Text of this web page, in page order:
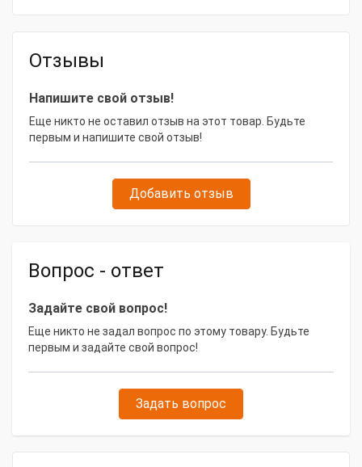
Отзывы
Напишите свой отзыв!
Еще никто не оставил отзыв на этот товар. Будьте
первым и напишите свой отзыв!
Добавить отзыв
Вопрос - ответ
Задайте свой вопрос!
Еще никто не задал вопрос по этому товару. Будьте
первым и задайте свой вопрос!
Задать вопрос